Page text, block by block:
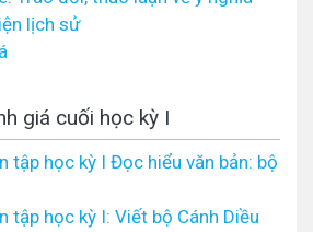
lịch sử
giá cuối học kỳ I
tập học kỳ I Đọc hiểu văn bản: bộ
tập học kỳ I: Viết bộ Cánh Diều